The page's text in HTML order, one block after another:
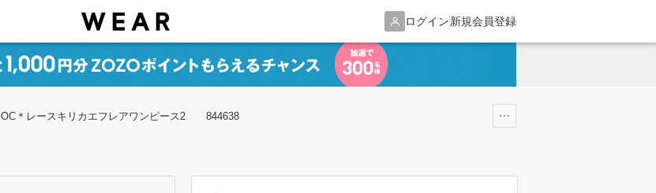
ログイン新規会員登録
OC＊レースキリカエフレアワンピース2 844638